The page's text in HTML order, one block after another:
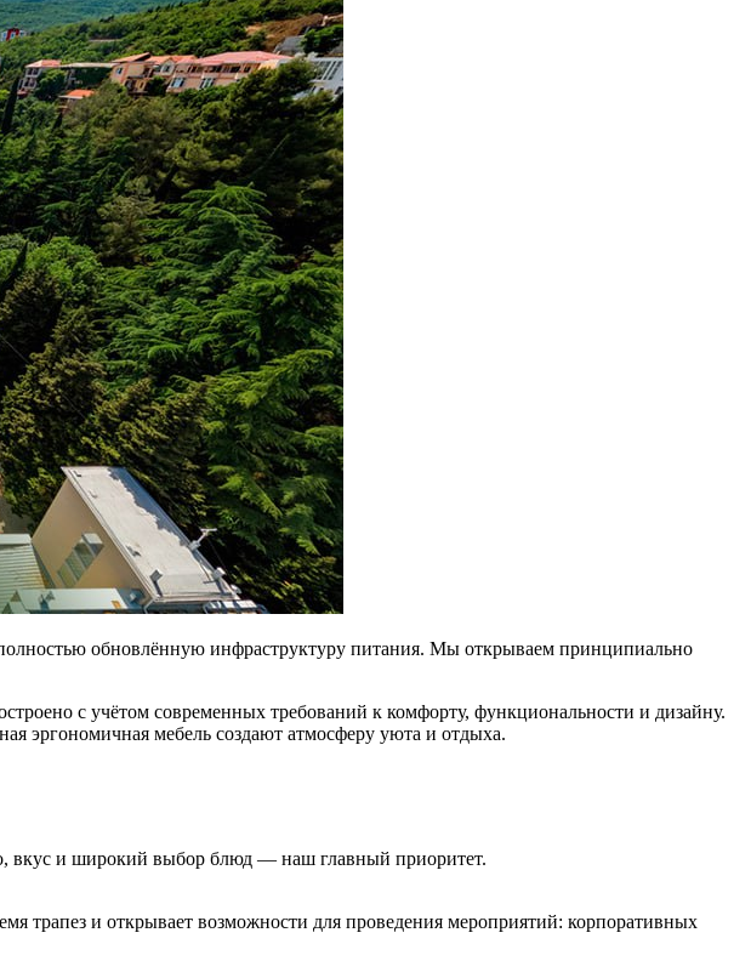
обновлённую инфраструктуру питания. Мы открываем принципиально
с учётом современных требований к комфорту, функциональности и дизайну.
эргономичная мебель создают атмосферу уюта и отдыха.
вкус и широкий выбор блюд — наш главный приоритет.
трапез и открывает возможности для проведения мероприятий: корпоративных